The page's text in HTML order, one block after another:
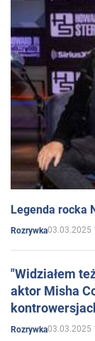
Legenda rocka
Rozrywka03.03.2025
"Widziałem
aktor Misha
Rozrywka03.03.2025